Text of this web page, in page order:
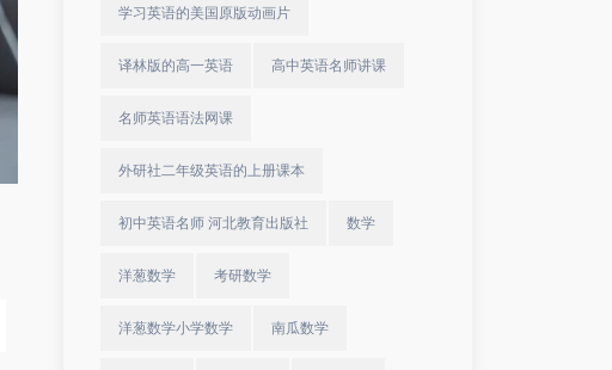
学习英语的美国原版动画片
译林版的高一英语 高中英语名师讲课
名师英语语法网课
外研社二年级英语的上册课本
初中英语名师 河北教育出版社 数学
洋葱数学 考研数学
洋葱数学小学数学 南瓜数学